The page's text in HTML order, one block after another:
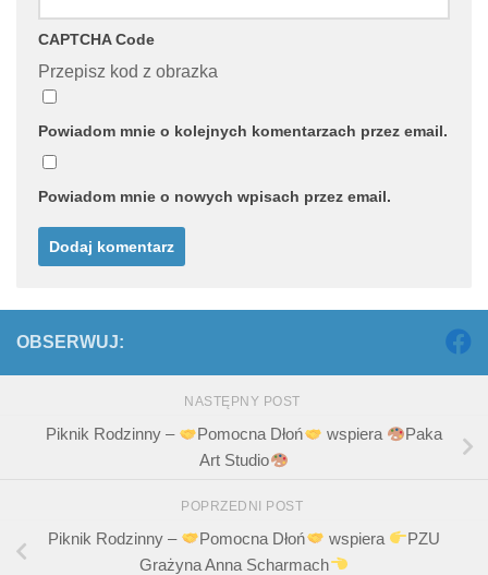
CAPTCHA Code
Przepisz kod z obrazka
Powiadom mnie o kolejnych komentarzach przez email.
Powiadom mnie o nowych wpisach przez email.
OBSERWUJ:
NASTĘPNY POST
Piknik Rodzinny – Pomocna Dłoń wspiera
Paka
Art Studio
POPRZEDNI POST
Piknik Rodzinny – Pomocna Dłoń wspiera
PZU
Grażyna Anna Scharmach